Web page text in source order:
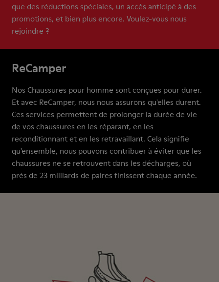
que des réductions spéciales, un accès anticipé à des
promotions, et bien plus encore. Voulez-vous nous
rejoindre ?
ReCamper
Nos Chaussures pour homme sont conçues pour durer.
Et avec ReCamper, nous nous assurons qu'elles durent.
Ces services permettent de prolonger la durée de vie
de vos chaussures en les réparant, en les
reconditionnant et en les retravaillant. Cela signifie
qu'ensemble, nous pouvons contribuer à éviter que les
chaussures ne se retrouvent dans les décharges, où
près de 23 milliards de paires finissent chaque année.